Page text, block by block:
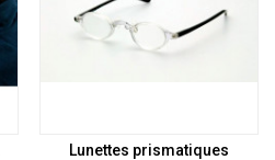
Lunettes prismatiques